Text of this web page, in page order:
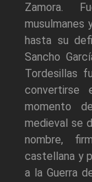
Zamora.
musulmanes
hasta su
Sancho
Tordesillas
convertirse
momento
medieval se
nombre,
castellana y
a la Guerra